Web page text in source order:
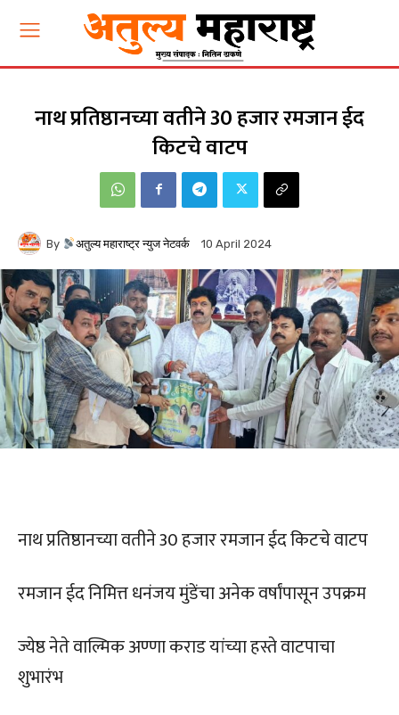
नाथ प्रतिष्ठानच्या वतीने 30 हजार रमजान ईद
किटचे वाटप
By अतुल्य महाराष्ट्र न्युज नेटवर्क 10 April 2024
नाथ प्रतिष्ठानच्या वतीने 30 हजार रमजान ईद किटचे वाटप
रमजान ईद निमित्त धनंजय मुंडेंचा अनेक वर्षांपासून उपक्रम
ज्येष्ठ नेते वाल्मिक अण्णा कराड यांच्या हस्ते वाटपाचा
शुभारंभ